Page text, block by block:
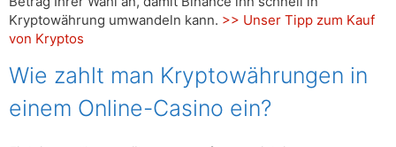
Kryptowährung umwandeln kann. >> Unser Tipp zum Kauf
von Kryptos
Wie zahlt man Kryptowährungen in
einem Online-Casino ein?